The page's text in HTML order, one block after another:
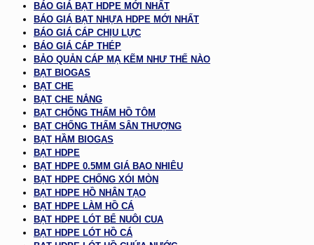
BÁO GIÁ BẠT HDPE MỚI NHẤT
BÁO GIÁ BẠT NHỰA HDPE MỚI NHẤT
BÁO GIÁ CÁP CHỊU LỰC
BÁO GIÁ CÁP THÉP
BẢO QUẢN CÁP MẠ KẼM NHƯ THẾ NÀO
BẠT BIOGAS
BẠT CHE
BẠT CHE NẮNG
BẠT CHỐNG THẤM HỒ TÔM
BẠT CHỐNG THẤM SÂN THƯỢNG
BẠT HẦM BIOGAS
BẠT HDPE
BẠT HDPE 0.5MM GIÁ BAO NHIÊU
BẠT HDPE CHỐNG XÓI MÒN
BẠT HDPE HỒ NHÂN TẠO
BẠT HDPE LÀM HỒ CÁ
BẠT HDPE LÓT BỂ NUÔI CUA
BẠT HDPE LÓT HỒ CÁ